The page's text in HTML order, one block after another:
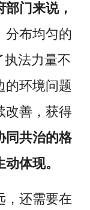
部门来说，
分布均匀的
执法力量不
的环境问题
改善，获得
同共治的格
体现。
，还需要在